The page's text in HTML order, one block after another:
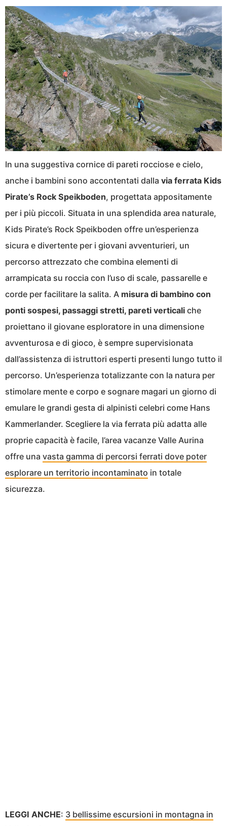
In una suggestiva cornice di pareti rocciose e cielo,
anche i bambini sono accontentati dalla via ferrata Kids
Pirate’s Rock Speikboden, progettata appositamente
per i più piccoli. Situata in una splendida area naturale,
Kids Pirate’s Rock Speikboden offre un’esperienza
sicura e divertente per i giovani avventurieri, un
percorso attrezzato che combina elementi di
arrampicata su roccia con l’uso di scale, passarelle e
corde per facilitare la salita. A misura di bambino con
ponti sospesi, passaggi stretti, pareti verticali che
proiettano il giovane esploratore in una dimensione
avventurosa e di gioco, è sempre supervisionata
dall’assistenza di istruttori esperti presenti lungo tutto il
percorso. Un’esperienza totalizzante con la natura per
stimolare mente e corpo e sognare magari un giorno di
emulare le grandi gesta di alpinisti celebri come Hans
Kammerlander. Scegliere la via ferrata più adatta alle
proprie capacità è facile, l’area vacanze Valle Aurina
offre una vasta gamma di percorsi ferrati dove poter
esplorare un territorio incontaminato in totale
sicurezza.
LEGGI ANCHE: 3 bellissime escursioni in montagna in